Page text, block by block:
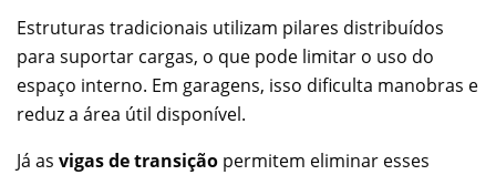
Estruturas tradicionais utilizam pilares distribuídos
para suportar cargas, o que pode limitar o uso do
espaço interno. Em garagens, isso dificulta manobras e
reduz a área útil disponível.
Já as vigas de transição permitem eliminar esses